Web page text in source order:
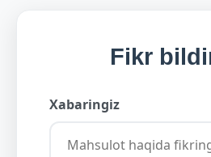
Fikr
Xabaringiz